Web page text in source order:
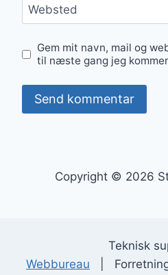
Websted
Gem mit navn, mail og
til næste gang jeg
Copyright © 2026
Teknisk
Webbureau |